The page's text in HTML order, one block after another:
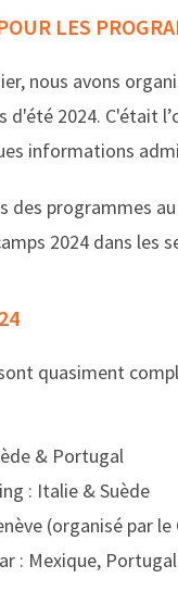
LES
nous avons
d'été 2024. C'était
informations
des programmes
2024 dans les
quasiment
& Portugal
: Italie & Suède
(organisé par
: Mexique,